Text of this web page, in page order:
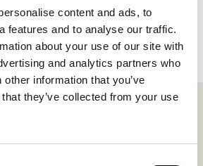
content and ads, to
features and to analyse our traffic.
about your use of our site with
and analytics partners who
information that you’ve
they’ve collected from your use
Legg i handlekurv
inspirert av våre tøfler. Den
for nøklene dine – eller